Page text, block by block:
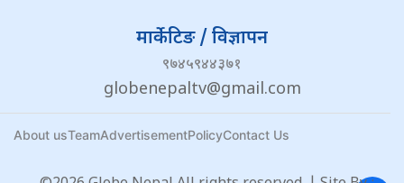
मार्केटिङ / विज्ञापन
९७४५९४४३७१
globenepaltv@gmail.com
About usTeamAdvertisementPolicyContact Us